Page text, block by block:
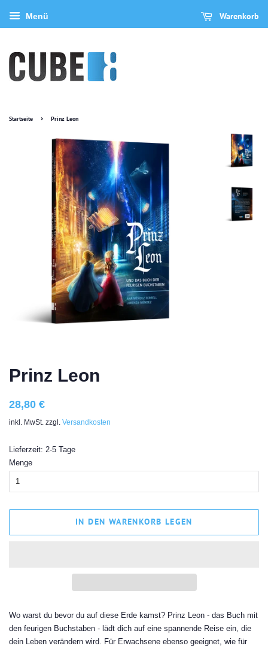
Menü Warenkorb
Startseite › Prinz Leon
Prinz Leon
Normaler
28,80 €
inkl. MwSt. zzgl. Versandkosten
Lieferzeit: 2-5 Tage
Menge
IN DEN WARENKORB LEGEN
Wo warst du bevor du auf diese Erde kamst? Prinz Leon - das Buch mit
den feurigen Buchstaben - lädt dich auf eine spannende Reise ein, die
dein Leben verändern wird. Für Erwachsene ebenso geeignet, wie für